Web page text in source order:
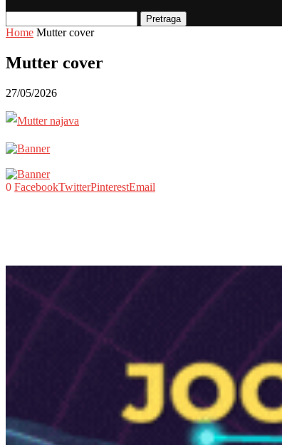
Pretraga
Home Mutter cover
Mutter cover
27/05/2026
0 FacebookTwitterPinterestEmail